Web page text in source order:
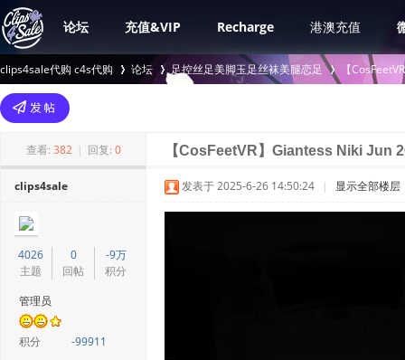
论坛 充值&VIP Recharge 港澳充值
clips4sale代购 c4s代购
>
论坛 足控丝足美脚玉足丝袜美腿恋足
›
【
查看: 382 | 回复: 0 【CosFeetVR】Giantess Niki Jun
clips4sale
4026
主题
0
回帖
-9万
积分
管理员
积分
-99911
发表于 2025-6-26 14:50:24 | 显示全部楼层